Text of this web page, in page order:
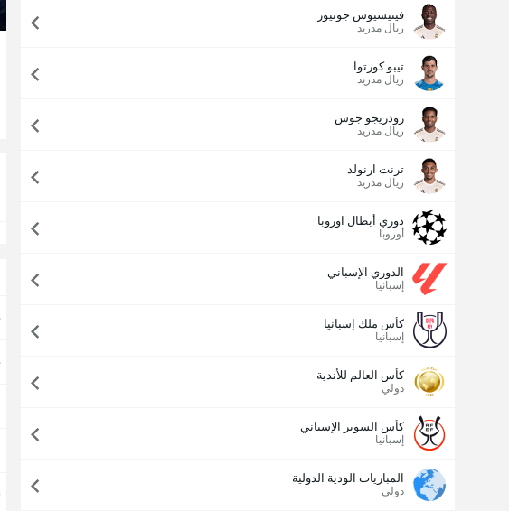
فينيسيوس جونيور
ريال مدريد
تيبو كورتوا
ريال مدريد
رودريجو جوس
ريال مدريد
ترنت ارنولد
ريال مدريد
دوري أبطال اوروبا
أوروبا
الدوري الإسباني
إسبانيا
كأس ملك إسبانيا
إسبانيا
كأس العالم للأندية
دولي
كأس السوبر الإسباني
إسبانيا
المباريات الودية الدولية
دولي